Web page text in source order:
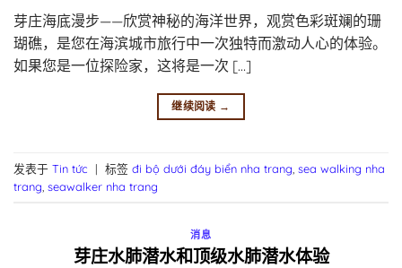
芽庄海底漫步——欣赏神秘的海洋世界，观赏色彩斑斓的珊
瑚礁，是您在海滨城市旅行中一次独特而激动人心的体验。
如果您是一位探险家，这将是一次 […]
继续阅读 →
发表于 Tin tức | 标签 đi bộ dưới đáy biển nha trang sea walking nha
trang seawalker nha trang
消息
芽庄水肺潜水和顶级水肺潜水体验